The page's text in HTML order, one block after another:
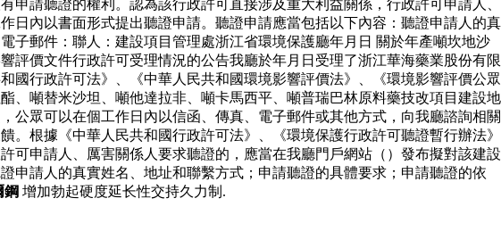
請聽證的權利。認為該行政許可直接涉及重大利益關係，行政許可申請人、
日內以書面形式提出聽證申請。聽證申請應當包括以下內容：聽證申請人的真
子郵件：聯人：建設項目管理處浙江省環境保護廳年月日 關於年產噸坎地沙
評價文件行政許可受理情況的公告我廳於年月日受理了浙江華海藥業股份有限
行政許可法》、《中華人民共和國環境影響評價法》、《環境影響評價公眾
、噸替米沙坦、噸他達拉非、噸卡馬西平、噸普瑞巴林原料藥技改項目建設地
眾可以在個工作日內以信函、傳真、電子郵件或其他方式，向我廳諮詢相關
根據《中華人民共和國行政許可法》、《環境保護行政許可聽證暫行辦法》
可申請人、厲害關係人要求聽證的，應當在我廳門戶網站（）發布擬對該建設
申請人的真實姓名、地址和聯繫方式；申請聽證的具體要求；申請聽證的依
鋼 增加勃起硬度延长性交持久力制.